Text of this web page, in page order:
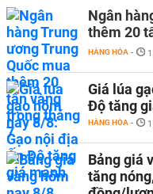
Ngân
thêm 20
HÀNG HÓA -
Giá lúa
Độ tăng
HÀNG HÓA -
Bảng giá
tăng